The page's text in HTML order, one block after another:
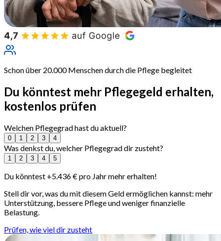
Schon über 20.000 Menschen durch die Pflege begleitet
Du könntest mehr Pflegegeld erhalten,
kostenlos prüfen
Welchen Pflegegrad hast du aktuell?
0 1 2 3 4
Was denkst du, welcher Pflegegrad dir zusteht?
1 2 3 4 5
Du könntest +5.436€pro Jahr mehr erhalten!
Stell dir vor, was du mit diesem Geld ermöglichen kannst: mehr
Unterstützung, bessere Pflege und weniger finanzielle
Belastung.
Prüfen, wie viel dir zusteht